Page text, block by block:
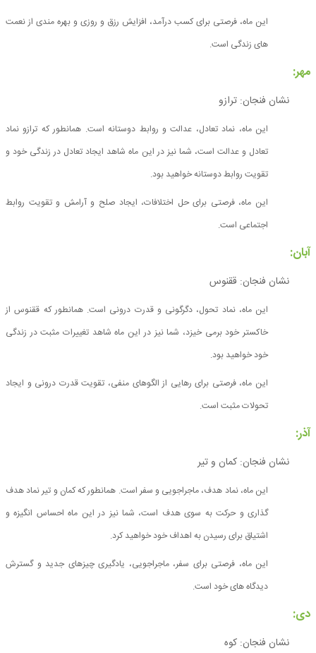
این ماه، فرصتی برای کسب درآمد، افزایش رزق و روزی و بهره مندی از نعمت
های زندگی است.
مهر:
نشان فنجان: ترازو
این ماه، نماد تعادل، عدالت و روابط دوستانه است. همانطور که ترازو نماد
تعادل و عدالت است، شما نیز در این ماه شاهد ایجاد تعادل در زندگی خود و
تقویت روابط دوستانه خواهید بود.
این ماه، فرصتی برای حل اختلافات، ایجاد صلح و آرامش و تقویت روابط
اجتماعی است.
آبان:
نشان فنجان: ققنوس
این ماه، نماد تحول، دگرگونی و قدرت درونی است. همانطور که ققنوس از
خاکستر خود برمی خیزد، شما نیز در این ماه شاهد تغییرات مثبت در زندگی
خود خواهید بود.
این ماه، فرصتی برای رهایی از الگوهای منفی، تقویت قدرت درونی و ایجاد
تحولات مثبت است.
آذر:
نشان فنجان: کمان و تیر
این ماه، نماد هدف، ماجراجویی و سفر است. همانطور که کمان و تیر نماد هدف
گذاری و حرکت به سوی هدف است، شما نیز در این ماه احساس انگیزه و
اشتیاق برای رسیدن به اهداف خود خواهید کرد.
این ماه، فرصتی برای سفر، ماجراجویی، یادگیری چیزهای جدید و گسترش
دیدگاه های خود است.
دی:
نشان فنجان: کوه